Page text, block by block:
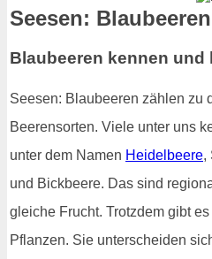
Seesen:
Blaubeeren kennen und
Seesen: Blaubeeren zählen zu
Beerensorten. Viele unter uns
unter dem Namen Heidelbeere,
und Bickbeere. Das sind
gleiche Frucht. Trotzdem gibt
Pflanzen. Sie unterscheiden